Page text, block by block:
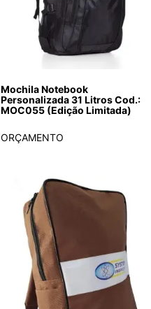
Mochila Notebook
Personalizada 31 Litros Cod.:
MOC055 (Edição Limitada)
ORÇAMENTO